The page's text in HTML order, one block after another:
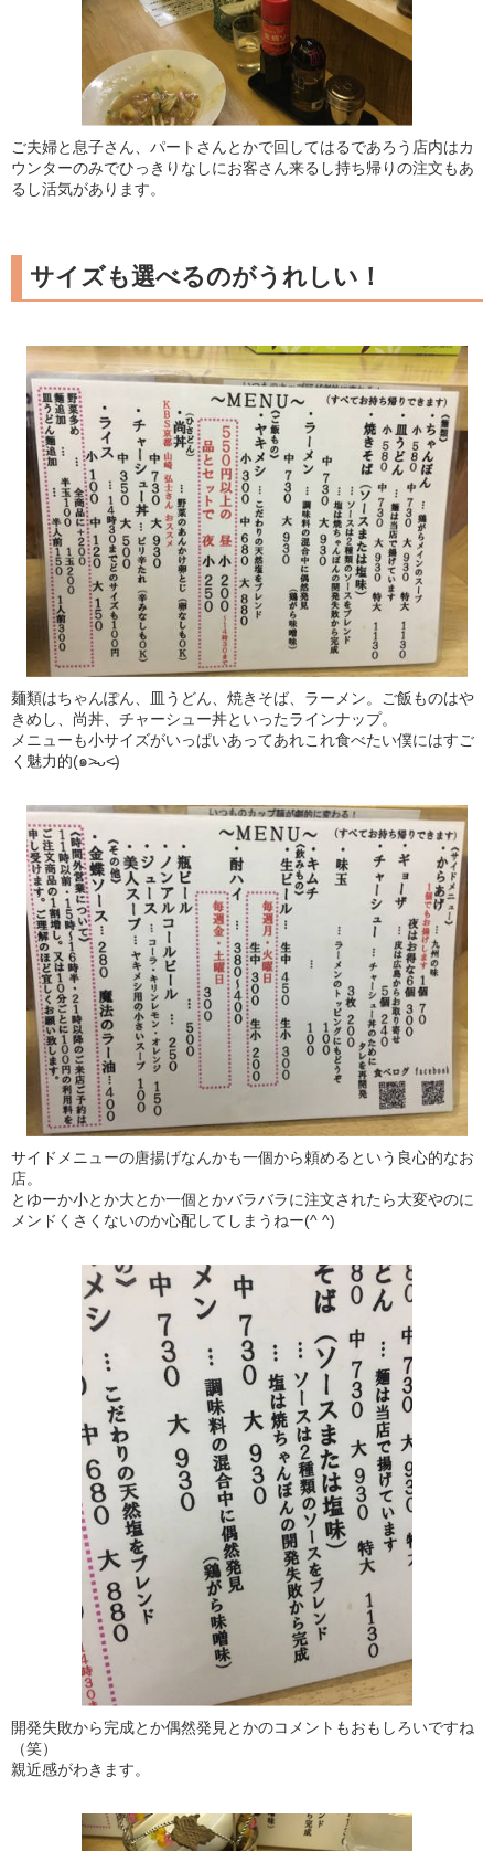
ご夫婦と息子さん、パートさんとかで回してはるであろう店内はカ
ウンターのみでひっきりなしにお客さん来るし持ち帰りの注文もあ
るし活気があります。
サイズも選べるのがうれしい！
麺類はちゃんぽん、皿うどん、焼きそば、ラーメン。ご飯ものはや
きめし、尚丼、チャーシュー丼といったラインナップ。
メニューも小サイズがいっぱいあってあれこれ食べたい僕にはすご
く魅力的(๑˃̵ᴗ˂̵)
サイドメニューの唐揚げなんかも一個から頼めるという良心的なお
店。
とゆーか小とか大とか一個とかバラバラに注文されたら大変やのに
メンドくさくないのか心配してしまうねー(^ ^)
開発失敗から完成とか偶然発見とかのコメントもおもしろいですね
（笑）
親近感がわきます。